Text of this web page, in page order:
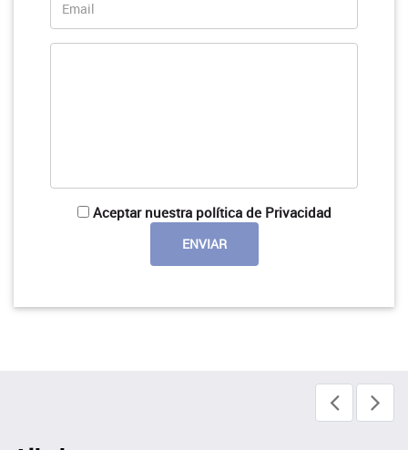
Aceptar nuestra política de Privacidad